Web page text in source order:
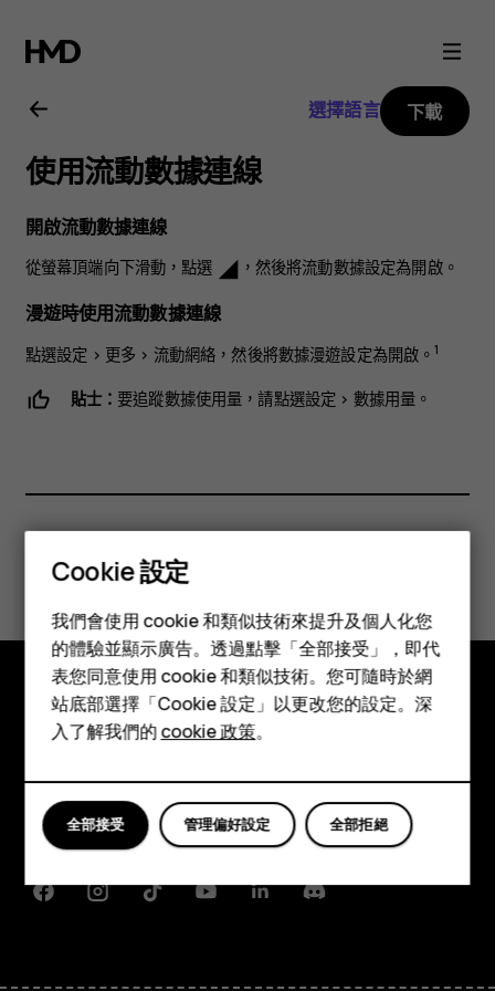
Nokia
8.1
用
戶
指
南
智慧型手機
功能型手機
配件
平板電腦
選擇語言 下載
使用流動數據連線
開啟流動數據連線
從螢幕頂端向下滑動，點選 network_cell ，然後將流動數據設定為開啟。
漫遊時使用流動數據連線
點選設定 > 更多 > 流動網絡 ，然後將數據漫遊設定為開啟 。1
貼士： 要追蹤數據使用量，請點選設定 > 數據用量 。
您認為這有幫助嗎？
是 否
探索
Planet and people
支援
FacebookInstagramTiktokYoutubeLinkedinDiscord
Cookie 設定
我們會使用 cookie 和類似技術來提升及個人化您
的體驗並顯示廣告。透過點擊「全部接受」，即代
表您同意使用 cookie 和類似技術。您可隨時於網
站底部選擇「Cookie 設定」以更改您的設定。深
入了解我們的cookie 政策。
全部拒絕
管理偏好設定
全部接受